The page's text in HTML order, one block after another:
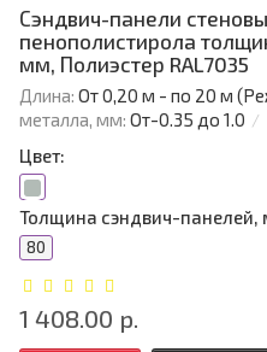
Сэндвич-панели
пенополистирола
мм, Полиэстер RAL7035
Длина: От 0,20 м - по 20 м
металла, мм: От-0.35 до 1.0
Цвет:
Толщина сэндвич-панелей,
80
1 408.00 р.